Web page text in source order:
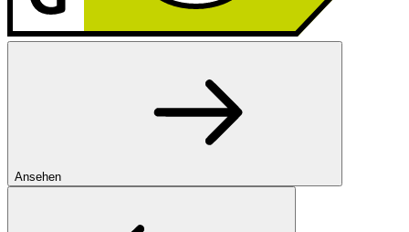
Ansehen